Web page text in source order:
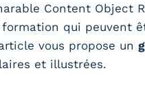
Content Object
qui peuvent
vous propose un
et illustrées.